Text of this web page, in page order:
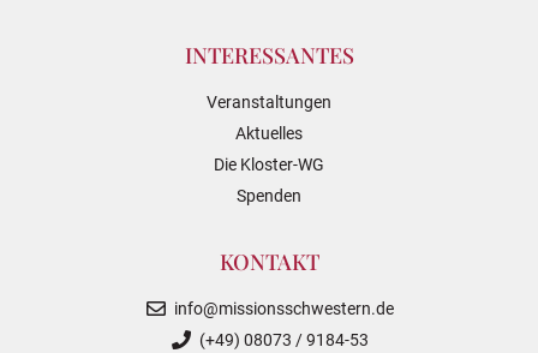
INTERESSANTES
Veranstaltungen
Aktuelles
Die Kloster-WG
Spenden
KONTAKT
info@missionsschwestern.de
(+49) 08073 / 9184-53